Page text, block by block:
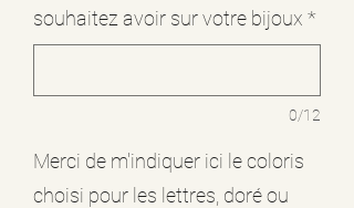
souhaitez avoir sur votre bijoux *
0/12
Merci de m'indiquer ici le coloris
choisi pour les lettres, doré ou